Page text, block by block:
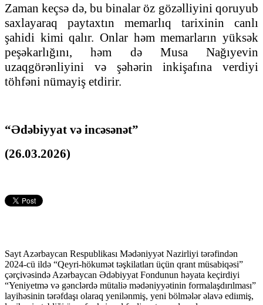
Zaman keçsə də, bu binalar öz gözəlliyini qoruyub
saxlayaraq paytaxtın memarlıq tarixinin canlı
şahidi kimi qalır. Onlar həm memarların yüksək
peşəkarlığını, həm də Musa Nağıyevin
uzaqgörənliyini və şəhərin inkişafına verdiyi
töhfəni nümayiş etdirir.
“Ədəbiyyat və incəsənət”
(26.03.2026)
Sayt Azərbaycan Respublikası Mədəniyyət Nazirliyi tərəfindən
2024-cü ildə “Qeyri-hökumət təşkilatları üçün qrant müsabiqəsi”
çərçivəsində Azərbaycan Ədəbiyyat Fondunun həyata keçirdiyi
“Yeniyetmə və gənclərdə mütaliə mədəniyyətinin formalaşdırılması”
layihəsinin tərəfdaşı olaraq yenilənmiş, yeni bölmələr əlavə ediımiş,